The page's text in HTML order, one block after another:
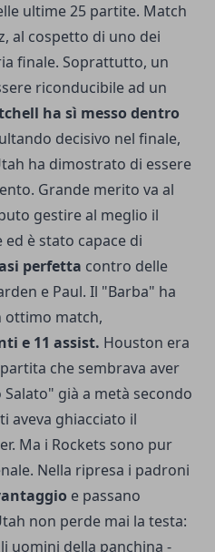
ultime 25 partite. Match
al cospetto di uno dei
finale. Soprattutto, un
riconducibile ad un
ha sì messo dentro
decisivo nel finale,
ha dimostrato di essere
Grande merito va al
gestire al meglio il
è stato capace di
perfetta contro delle
e Paul. Il "Barba" ha
ottimo match,
e 11 assist. Houston era
che sembrava aver
già a metà secondo
aveva ghiacciato il
Ma i Rockets sono pur
Nella ripresa i padroni
e passano
non perde mai la testa:
uomini della panchina -